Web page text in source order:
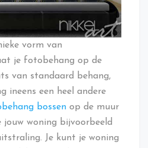
vorm van
je fotobehang op de
van standaard behang,
ineens een heel andere
bossen op de muur
jouw woning bijvoorbeeld
Je kunt je woning